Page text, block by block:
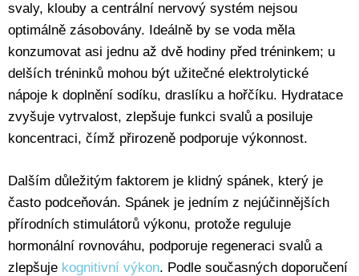
svaly, klouby a centrální nervový systém nejsou
optimálně zásobovány. Ideálně by se voda měla
konzumovat asi jednu až dvě hodiny před tréninkem; u
delších tréninků mohou být užitečné elektrolytické
nápoje k doplnění sodíku, draslíku a hořčíku. Hydratace
zvyšuje vytrvalost, zlepšuje funkci svalů a posiluje
koncentraci, čímž přirozeně podporuje výkonnost.
Dalším důležitým faktorem je klidný spánek, který je
často podceňován. Spánek je jedním z nejúčinnějších
přírodních stimulátorů výkonu, protože reguluje
hormonální rovnováhu, podporuje regeneraci svalů a
zlepšuje kognitivní výkon. Podle současných doporučení